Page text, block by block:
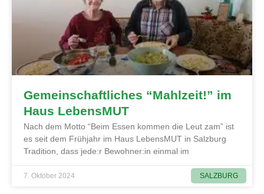
SALZBURG
Gemeinschaftliches “Mahlzeit!” im
Haus LebensMUT
Nach dem Motto “Beim Essen kommen die Leut zam” ist
es seit dem Frühjahr im Haus LebensMUT in Salzburg
Tradition, dass jede:r Bewohner:in einmal im
7. Oktober 2024